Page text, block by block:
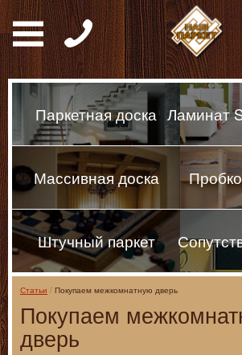
Паркетная доска Ламинат
Массивная доска
Штучный паркет
Статьи Покупаем межкомнатную дверь
Покупаем
дверь